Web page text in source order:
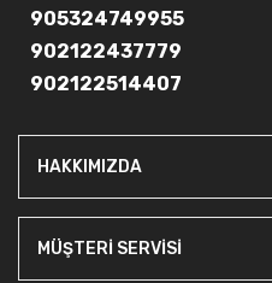
905324749955
902122437779
902122514407
HAKKIMIZDA
MÜŞTERİ SERVİSİ